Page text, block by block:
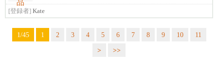
[登録者] Kate
1/45 1 2 3 4 5 6 7 8 9 10
11
>
>>